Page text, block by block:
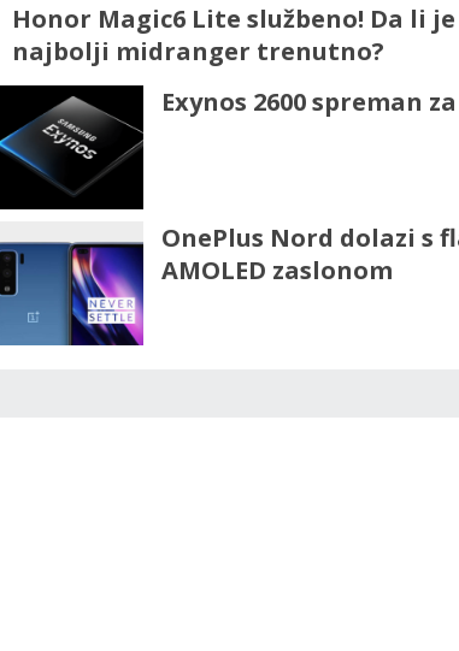
Honor Magic6 Lite službeno! Da li
najbolji midranger trenutno?
Exynos 2600 spreman
OnePlus Nord dolazi s
AMOLED zaslonom